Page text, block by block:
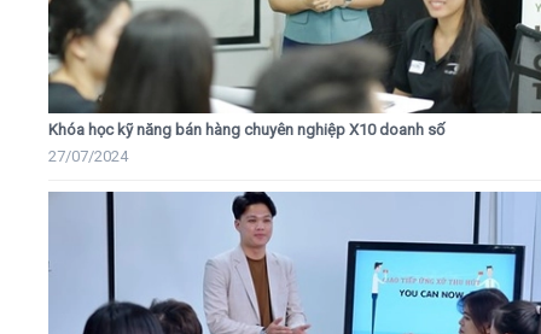
Khóa học kỹ năng bán hàng chuyên nghiệp X10 doanh số
27/07/2024